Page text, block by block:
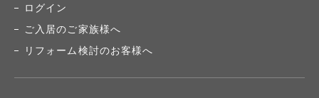
ログイン
ご入居のご家族様へ
リフォーム検討のお客様へ